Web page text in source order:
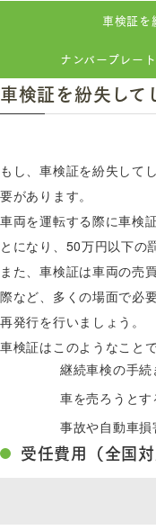
車検証を
ナンバープレー
車検証を紛失して
もし、車検証を紛失して
要があります。
車両を運転する際に車検
とになり、50万円以下の
また、車検証は車両の売
際など、多くの場面で必
再発行を行いましょう。
車検証はこのようなこと
継続車検の手続
車を売ろうと
事故や自動車
受任費用（全国対